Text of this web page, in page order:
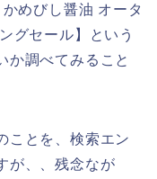
めびし醤油 オータ
グセール】という
か調べてみること
ことを、検索エン
が、、残念なが